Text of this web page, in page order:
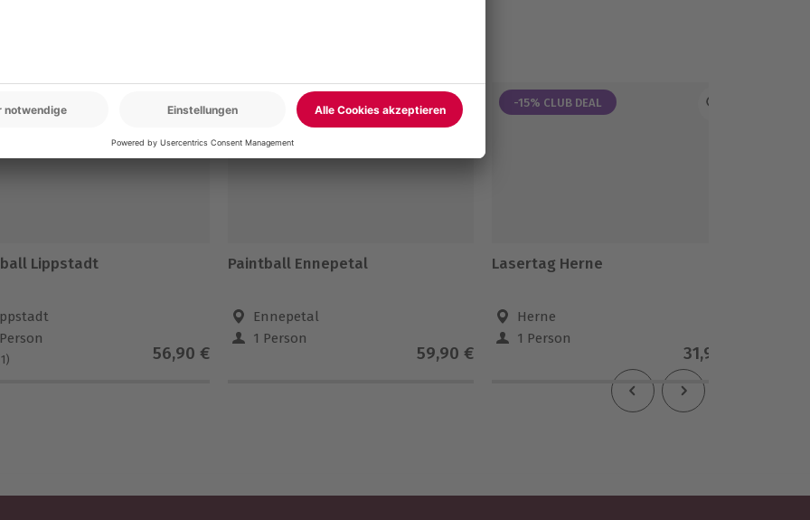
Lippstadt
56,90 €
-15% CLUB DEAL
Paintball Ennepetal
Ennepetal
1 Person
59,90 €
-15% CLUB DEAL
Lasertag Herne
Herne
1 Person
31,90 €